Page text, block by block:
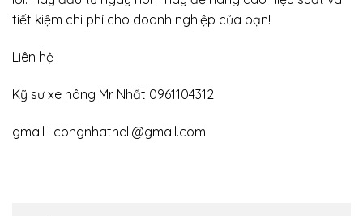
tiết kiệm chi phí cho doanh nghiệp của bạn!
Liên hệ
Kỹ sư xe nâng Mr Nhất 0961104312
gmail : congnhatheli@gmail.com